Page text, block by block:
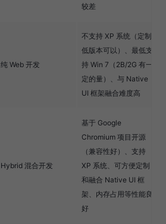
较差
纯 Web 开发
不支持 XP 系统（定制
低版本可以）、最低支
持 Win 7（2B/2G 有一
定的量）、与 Native
UI 框架融合难度高
Hybrid 混合开发
基于 Google
Chromium 项目开源
（兼容性好）、支持
XP 系统、可方便定制
和融合 Native UI 框
架、内存占用等性能良
好